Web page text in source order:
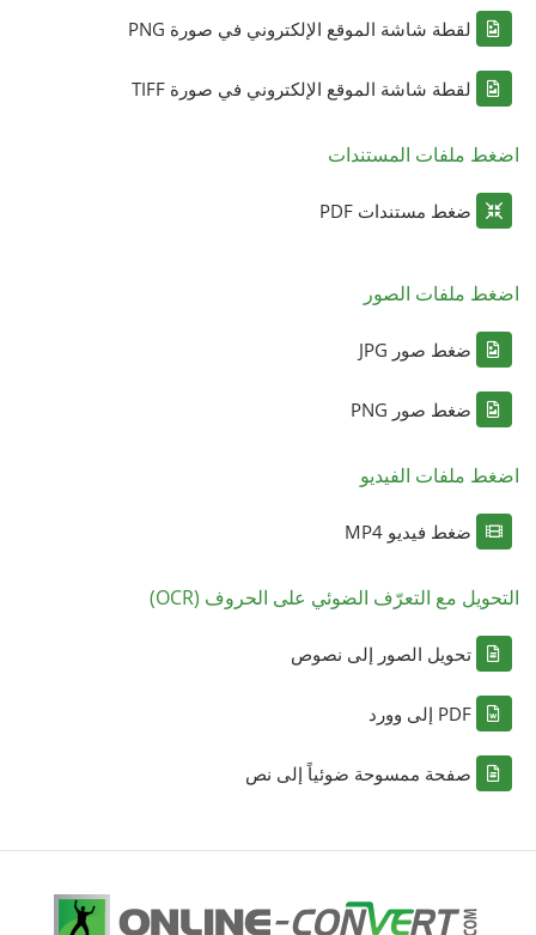
لقطة شاشة الموقع الإلكتروني في صورة PNG
لقطة شاشة الموقع الإلكتروني في صورة TIFF
اضغط ملفات المستندات
ضغط مستندات PDF
اضغط ملفات الصور
ضغط صور JPG
ضغط صور PNG
اضغط ملفات الفيديو
ضغط فيديو MP4
التحويل مع التعرّف الضوئي على الحروف (OCR)
تحويل الصور إلى نصوص
PDF إلى وورد
صفحة ممسوحة ضوئياً إلى نص